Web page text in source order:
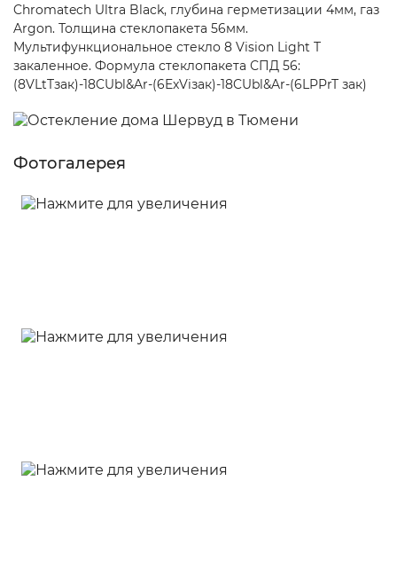
Chromatech Ultra Black, глубина герметизации 4мм, газ
Argon. Толщина стеклопакета 56мм.
Мультифункциональное стекло 8 Vision Light T
закаленное. Формула стеклопакета СПД 56:
(8VLtTзак)-18CUbl&Ar-(6ExViзак)-18CUbl&Ar-(6LPPrT зак)
Фотогалерея